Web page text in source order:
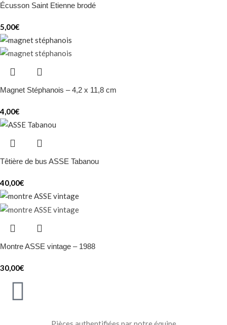
Écusson Saint Etienne brodé
5,00€
Magnet Stéphanois – 4,2 x 11,8 cm
4,00€
Têtière de bus ASSE Tabanou
40,00€
Montre ASSE vintage – 1988
30,00€